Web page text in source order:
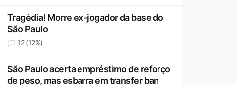
Tragédia! Morre ex-jogador da base do
São Paulo
12 (12%)
São Paulo acerta empréstimo de reforço
de peso, mas esbarra em transfer ban